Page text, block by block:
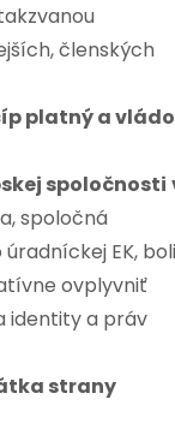
členských
platný a
spoločnosti
spoločná
EK, boli
ovplyvniť
identity a práv
strany